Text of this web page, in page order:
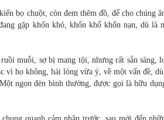
bọ chuột, còn đem thêm đồ, để cho chúng
gặp khốn khó, khốn khổ khốn nạn, dù là
muỗi, sợ bị mang tội, nhưng rất sẵn sàng,
vì họ không, hài lòng vừa ý, về một vấn đề,
ngọn đèn bình thường, được gọi là hữu